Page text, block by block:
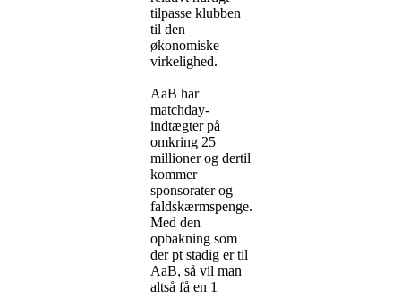
tilpasse klubben
til den
økonomiske
virkelighed.
AaB har
matchday-
indtægter på
omkring 25
millioner og dertil
kommer
sponsorater og
faldskærmspenge.
Med den
opbakning som
der pt stadig er til
AaB, så vil man
altså få en 1